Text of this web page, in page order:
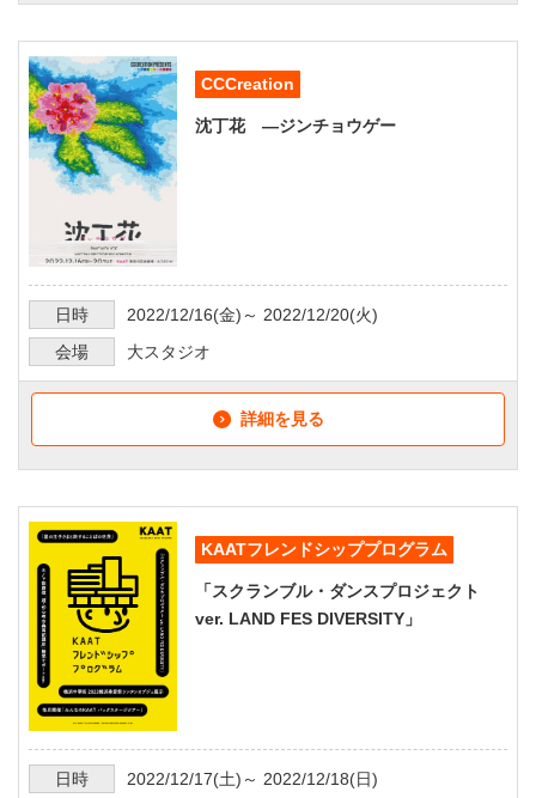
CCCreation
沈丁花 ―ジンチョウゲー
日時 2022/12/16(金)～ 2022/12/20(火)
会場
大スタジオ
詳細を見る
KAATフレンドシッププログラム
「スクランブル・ダンスプロジェクト
ver. LAND FES DIVERSITY」
日時 2022/12/17(土)～ 2022/12/18(日)